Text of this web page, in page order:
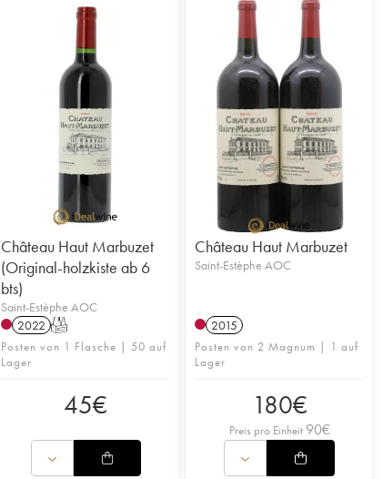
Château Haut Marbuzet
(Original-holzkiste ab 6
bts)
Saint-Estèphe AOC
2022 T
Posten von 1 Flasche | 50 auf
Lager
45€
Château Haut Marbuzet
Saint-Estèphe AOC
2015
Posten von 2 Magnum | 1 auf
Lager
180€
Preis pro Einheit 90€